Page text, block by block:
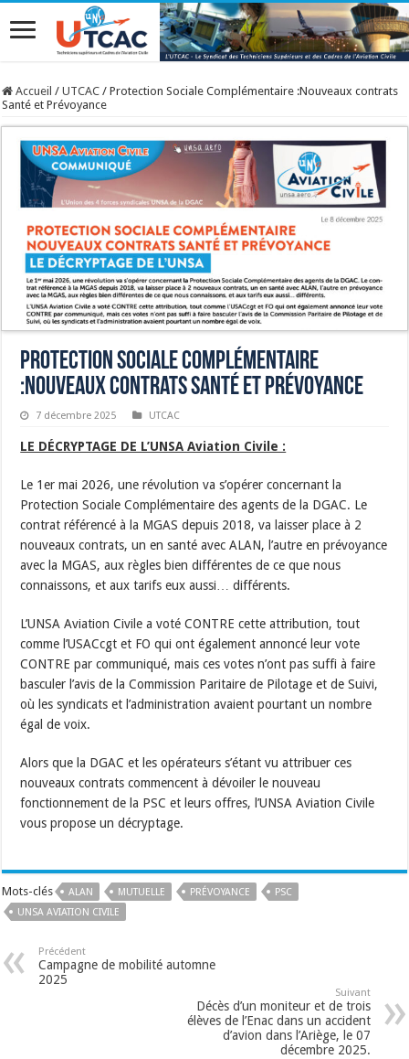
Accueil / UTCAC / Protection Sociale Complémentaire :Nouveaux contrats
Santé et Prévoyance
Protection Sociale Complémentaire
:Nouveaux contrats Santé et Prévoyance
7 décembre 2025 UTCAC
LE DÉCRYPTAGE DE L’UNSA Aviation Civile :
Le 1er mai 2026, une révolution va s’opérer concernant la
Protection Sociale Complémentaire des agents de la DGAC. Le
contrat référencé à la MGAS depuis 2018, va laisser place à 2
nouveaux contrats, un en santé avec ALAN, l’autre en prévoyance
avec la MGAS, aux règles bien différentes de ce que nous
connaissons, et aux tarifs eux aussi… différents.
L’UNSA Aviation Civile a voté CONTRE cette attribution, tout
comme l’USACcgt et FO qui ont également annoncé leur vote
CONTRE par communiqué, mais ces votes n’ont pas suffi à faire
basculer l’avis de la Commission Paritaire de Pilotage et de Suivi,
où les syndicats et l’administration avaient pourtant un nombre
égal de voix.
Alors que la DGAC et les opérateurs s’étant vu attribuer ces
nouveaux contrats commencent à dévoiler le nouveau
fonctionnement de la PSC et leurs offres, l’UNSA Aviation Civile
vous propose un décryptage.
Mots-clés ALAN MUTUELLE PRÉVOYANCE
PSC
UNSA AVIATION CIVILE
Précédent
Campagne de mobilité automne
2025
Suivant
Décès d’un moniteur et de trois
élèves de l’Enac dans un accident
d’avion dans l’Ariège, le 07
décembre 2025.